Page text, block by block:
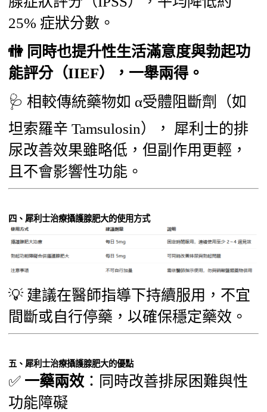
25% 症狀分數。
🚻 同時也提升性生活滿意度與勃起功
能評分（IIEF），一舉兩得。
🩺 相較傳統藥物如 α受體阻斷劑（如
坦索羅辛 Tamsulosin）， 犀利士的排
尿改善效果雖略低，但副作用更輕，
且不會影響性功能。
四、犀利士治療攝護腺肥大的使用方式
💡 建議在醫師指導下持續服用，不宜
間斷或自行停藥，以確保穩定藥效。
五、犀利士治療攝護腺肥大的優點
✅ 一藥兩效 ：同時改善排尿困難與性
功能障礙